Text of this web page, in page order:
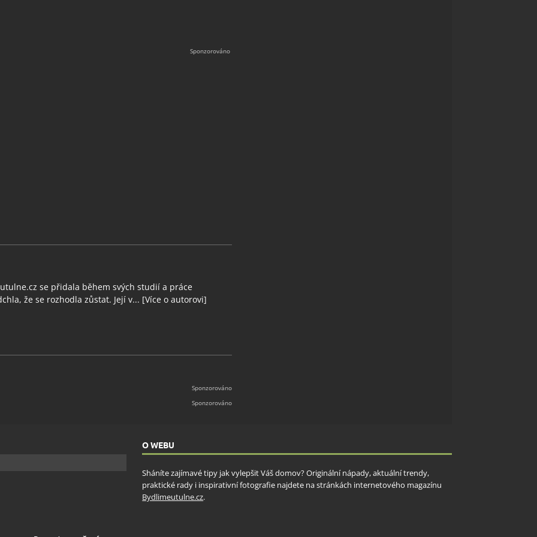
se přidala během svých studií a práce
že se rozhodla zůstat. Její v... [Více o autorovi]
O WEBU
Sháníte zajímavé tipy jak vylepšit Váš domov? Originální nápady, aktuální trendy,
praktické rady i inspirativní fotografie najdete na stránkách internetového magazínu
Bydlimeutulne.cz.